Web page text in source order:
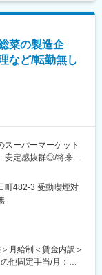
製の枕木や橋梁な
転換も可能です。
るアニオン系水溶性
しての評価が定着
使用が広がっていま
しています。社員
風土です。グルー
主副担当者を設定
変更することで、
菜の製造企
など/転勤無し
スーパーマーケット
安定感抜群◎/将来の
駐車場完備～
などを作っており
します。
どがメインの業務
町482-3 受動喫煙対
月給制＜賃金内訳＞
他固定手当/月：